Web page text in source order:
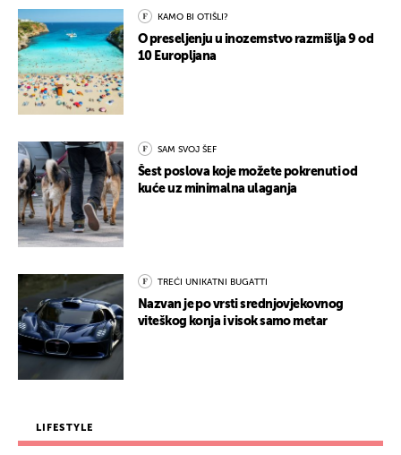
KAMO BI OTIŠLI?
O preseljenju u inozemstvo razmišlja 9 od
10 Europljana
SAM SVOJ ŠEF
Šest poslova koje možete pokrenuti od
kuće uz minimalna ulaganja
TREĆI UNIKATNI BUGATTI
Nazvan je po vrsti srednjovjekovnog
viteškog konja i visok samo metar
LIFESTYLE